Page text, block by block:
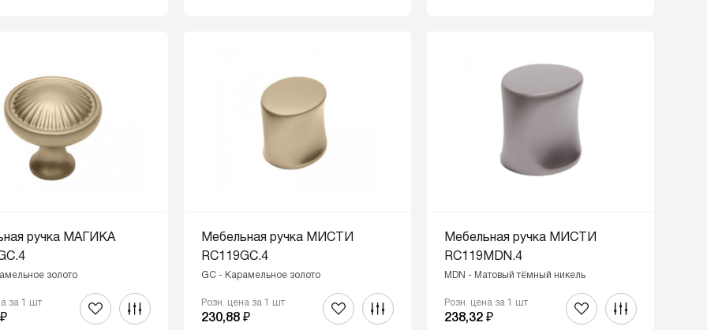
ручка МАГИКА
золото
за 1 шт
Мебельная ручка МИСТИ
RC119GC.4
GC - Карамельное золото
Розн. цена за 1 шт
230,88 ₽
Мебельная ручка МИСТИ
RC119MDN.4
MDN - Матовый тёмный никель
Розн. цена за 1 шт
238,32 ₽